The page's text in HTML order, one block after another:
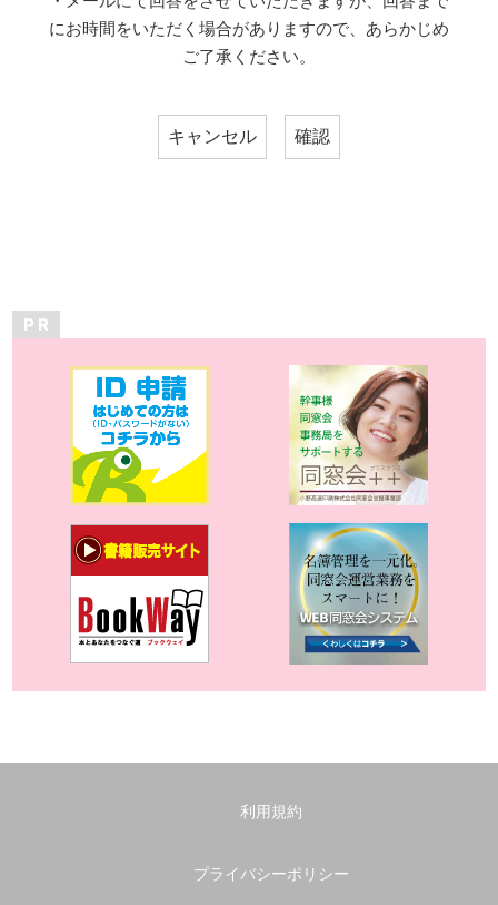
にお時間をいただく場合がありますので、あらかじめ
ご了承ください。
P R
利用規約
プライバシーポリシー